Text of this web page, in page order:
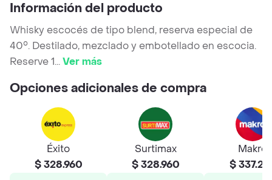
Información del producto
Whisky escocés de tipo blend, reserva especial de
40°. Destilado, mezclado y embotellado en escocia.
Reserve 1...Ver más
Opciones adicionales de compra
Éxito
$ 328.960
Surtimax
$ 328.960
Makro
$